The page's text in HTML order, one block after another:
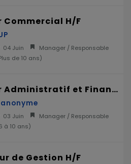
Commercial H/F
04 Juin
Manager / Responsable
de 10 ans)
Directeur Administratif et Financier H/F
03 Juin
Manager / Responsable
à 10 ans)
de Gestion H/F